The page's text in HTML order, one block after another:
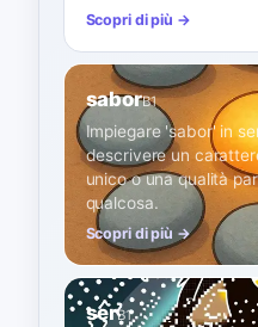
Scopri di più →
saborB1
Impiegare 'sabor' in
descrivere un
unico o una qualità
qualcosa.
Scopri di più →
serB1